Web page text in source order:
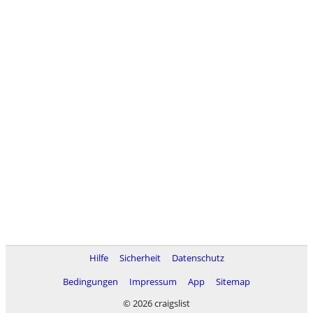
Hilfe Sicherheit
Datenschutz
Bedingungen
Impressum App
Sitemap
© 2026 craigslist